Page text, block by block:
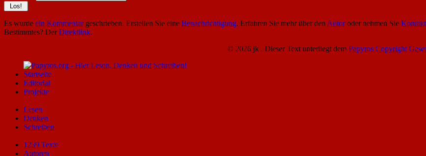
Es wurde ein Kommentargeschrieben. Erstellen Sie eine Benachrichtigung. Erfahren Sie mehr über den Autoroder nehmen Sie Kontakt
Bestimmtes? DerDirektlink.
© 2026 jk . Dieser Text unterliegt dem Papyros Copyright
Startseite
Editorial
Projekte
Lesen
Denken
Schreiben
1239 Texte
Autoren